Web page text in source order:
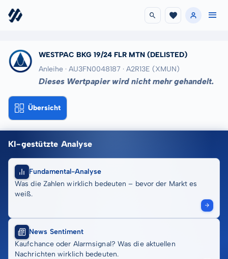
WESTPAC BKG 19/24 FLR MTN (DELISTED)
Anleihe · AU3FN0048187 · A2R13E (XMUN)
Dieses Wertpapier wird nicht mehr gehandelt.
Übersicht
KI-gestützte Analyse
Fundamental-Analyse
Was die Zahlen wirklich bedeuten – bevor der Markt es
weiß.
News Sentiment
Kaufchance oder Alarmsignal? Was die aktuellen
Nachrichten wirklich bedeuten.